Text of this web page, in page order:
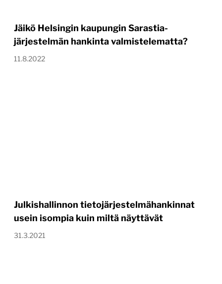
Jäikö Helsingin kaupungin Sarastia-
järjestelmän hankinta valmistelematta?
11.8.2022
Julkishallinnon tietojärjestelmähankinnat
usein isompia kuin miltä näyttävät
31.3.2021